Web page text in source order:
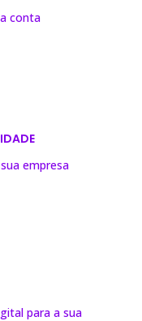
conta
empresa
para a sua